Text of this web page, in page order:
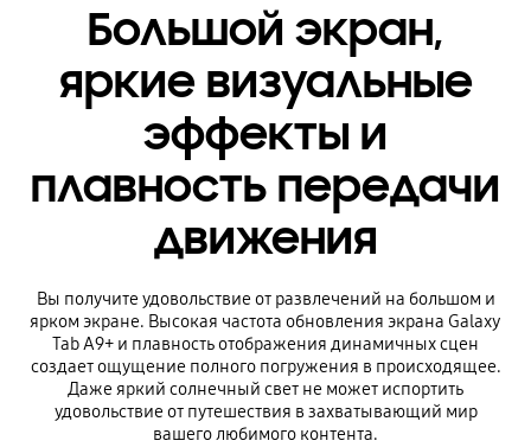
Большой экран,
яркие визуальные
эффекты и
плавность передачи
движения
Вы получите удовольствие от развлечений на большом и
ярком экране. Высокая частота обновления экрана Galaxy
Tab A9+ и плавность отображения динамичных сцен
создает ощущение полного погружения в происходящее.
Даже яркий солнечный свет не может испортить
удовольствие от путешествия в захватывающий мир
вашего любимого контента.